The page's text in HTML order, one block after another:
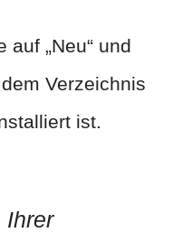
„Neu“ und
Verzeichnis
ist.
Ihrer